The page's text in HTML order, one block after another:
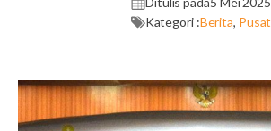
Kategori :Berita, Pusat